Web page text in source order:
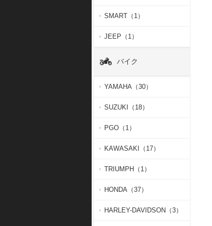
SMART（1）
JEEP（1）
バイク
YAMAHA（30）
SUZUKI（18）
PGO（1）
KAWASAKI（17）
TRIUMPH（1）
HONDA（37）
HARLEY-DAVIDSON（3）